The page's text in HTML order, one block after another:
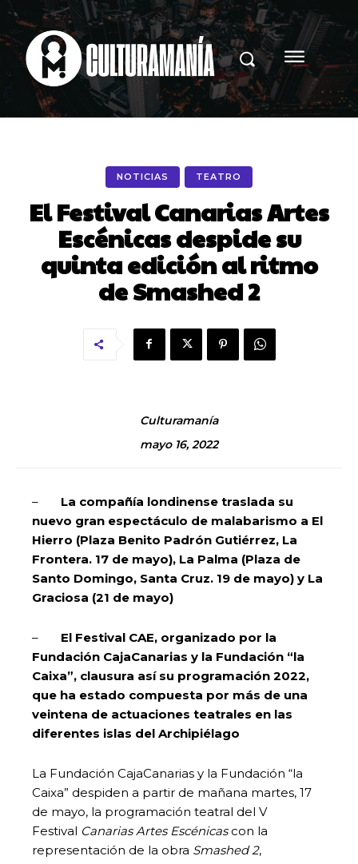
NOTICIAS TEATRO
El Festival Canarias Artes
Escénicas despide su
quinta edición al ritmo
de Smashed 2
Culturamanía
mayo 16, 2022
– La compañía londinense traslada su
nuevo gran espectáculo de malabarismo a El
Hierro (Plaza Benito Padrón Gutiérrez, La
Frontera. 17 de mayo), La Palma (Plaza de
Santo Domingo, Santa Cruz. 19 de mayo) y La
Graciosa (21 de mayo)
– El Festival CAE, organizado por la
Fundación CajaCanarias y la Fundación “la
Caixa”, clausura así su programación 2022,
que ha estado compuesta por más de una
veintena de actuaciones teatrales en las
diferentes islas del Archipiélago
La Fundación CajaCanarias y la Fundación “la
Caixa” despiden a partir de mañana martes, 17
de mayo, la programación teatral del V
Festival Canarias Artes Escénicascon la
representación de la obra Smashed 2,